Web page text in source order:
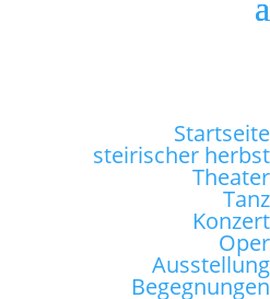
Startseite
steirischer herbst
Theater
Tanz
Konzert
Oper
Ausstellung
Begegnungen